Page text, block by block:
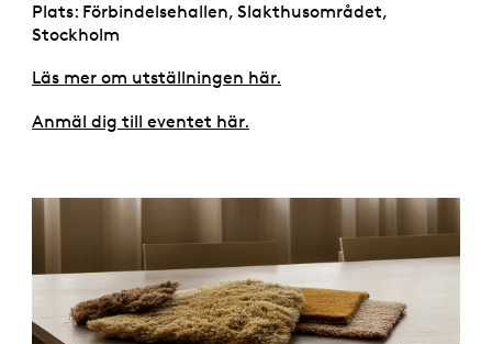
Plats: Förbindelsehallen, Slakthusområdet,
Stockholm
Läs mer om utställningen här.
Anmäl dig till eventet här.